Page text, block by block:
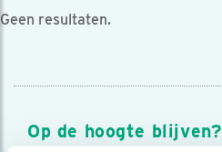
Geen resultaten.
Op de hoogte blijven?